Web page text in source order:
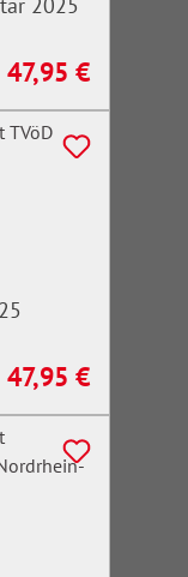
Regulärer Preis:
47,95 €
Regulärer Preis:
47,95 €